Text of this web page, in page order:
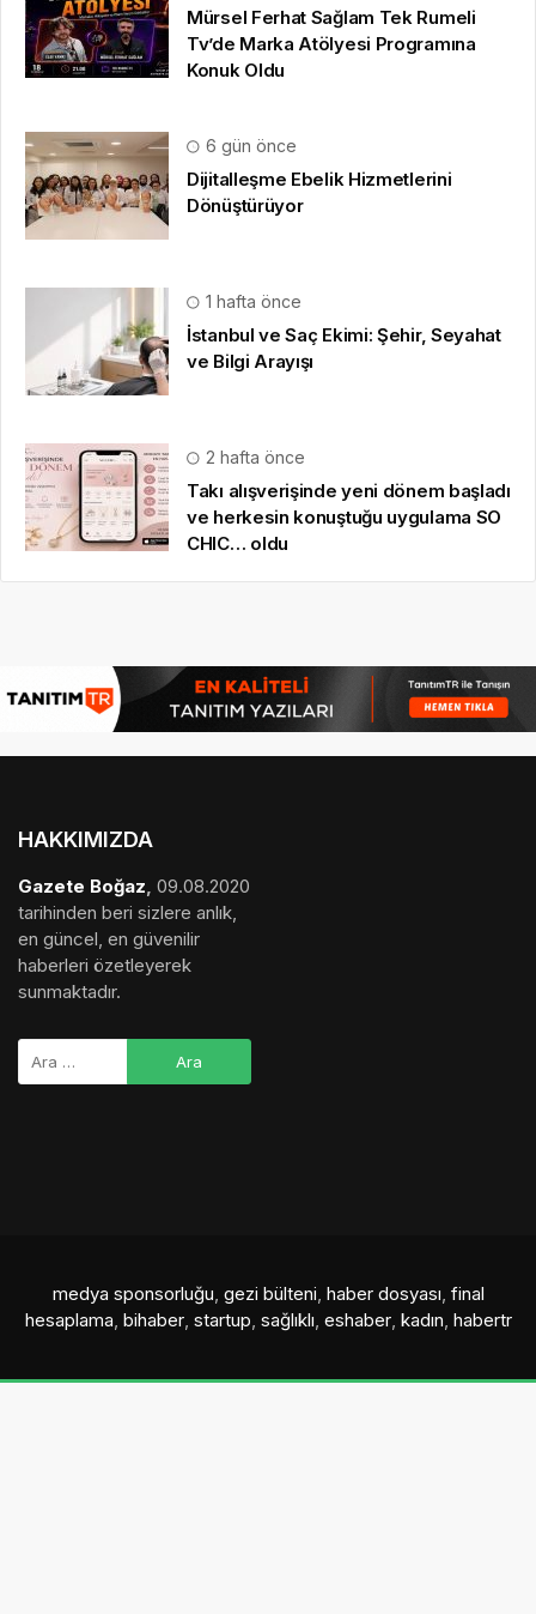
Mürsel Ferhat Sağlam Tek Rumeli
Tv’de Marka Atölyesi Programına
Konuk Oldu
6 gün önce
Dijitalleşme Ebelik Hizmetlerini
Dönüştürüyor
1 hafta önce
İstanbul ve Saç Ekimi: Şehir, Seyahat
ve Bilgi Arayışı
2 hafta önce
Takı alışverişinde yeni dönem başladı
ve herkesin konuştuğu uygulama SO
CHIC… oldu
HAKKIMIZDA
Gazete Boğaz, 09.08.2020
tarihinden beri sizlere anlık,
en güncel, en güvenilir
haberleri özetleyerek
sunmaktadır.
medya sponsorluğu, gezi bülteni, haber dosyası, final
hesaplama, bihaber, startup, sağlıklı, eshaber, kadın, habertr